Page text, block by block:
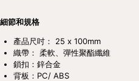
細節和規格
產品尺吋： 25 x 100mm
織帶： 柔軟、彈性聚酯纖維
鎖扣：鋅合金
背板：PC/ ABS